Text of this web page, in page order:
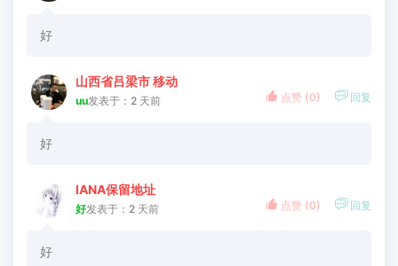
好
山西省吕梁市 移动
uu发表于：2 天前
好
 点赞 (0)  回复
IANA保留地址
好发表于：2 天前
好
 点赞 (0)  回复